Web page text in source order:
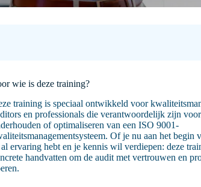
wie is deze training?
training is speciaal ontwikkeld voor
en professionals die verantwoordelijk zijn
of optimaliseren van een ISO 9001-
Of je nu aan het begin
ervaring hebt en je kennis wil verdiepen: deze
handvatten om de audit met vertrouwen en